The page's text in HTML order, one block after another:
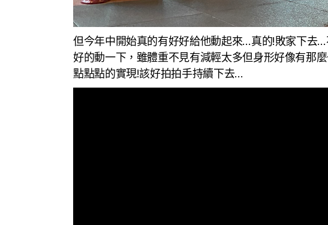
但今年中開始真的有好好給他動起來…真的!敗家下去
好的動一下，雖體重不見有減輕太多但身形好像有那
點點點的實現!該好拍拍手持續下去…